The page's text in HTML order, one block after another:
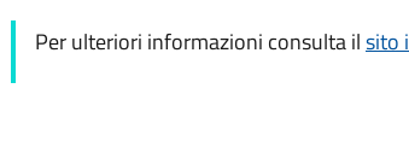
Per ulteriori informazioni consulta ilsito